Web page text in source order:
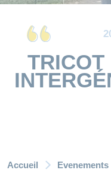
TRICOT
Accueil Evenements